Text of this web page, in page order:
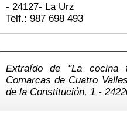
- 24127- La Urz
Telf.: 987 698 493
Extraído de "La cocina
Comarcas de Cuatro
de la Constitución, 1 -